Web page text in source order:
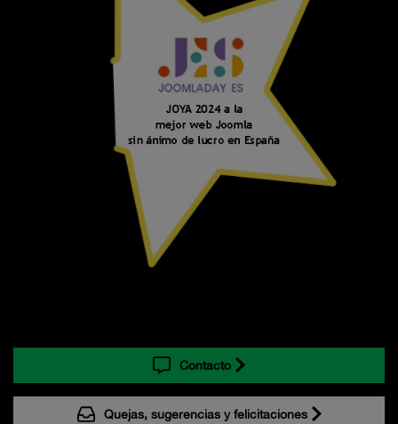
Contacto
Quejas, sugerencias y felicitaciones